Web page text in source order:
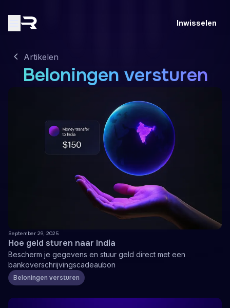
Inwisselen
Artikelen
Beloningen versturen
September 29, 2025
Hoe geld sturen naar India
Bescherm je gegevens en stuur geld direct met een
bankoverschrijvingscadeaubon
Beloningen versturen